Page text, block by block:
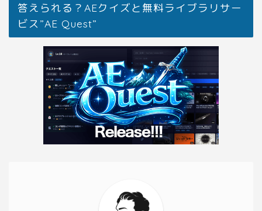
答えられる？AEクイズと無料ライブラリサー
ビス”AE Quest”